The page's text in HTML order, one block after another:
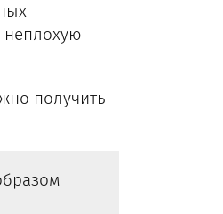
неплохую
получить